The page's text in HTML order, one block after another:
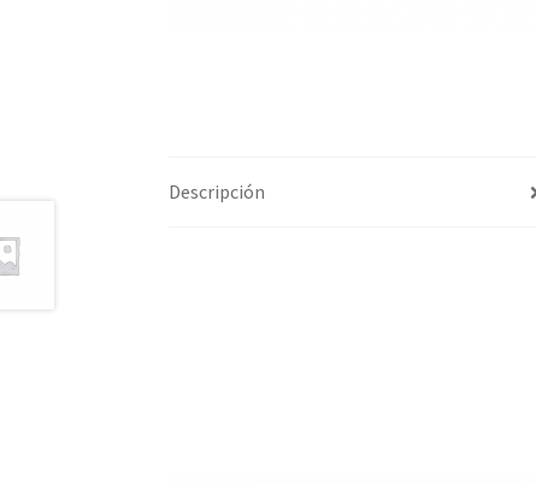
Descripción